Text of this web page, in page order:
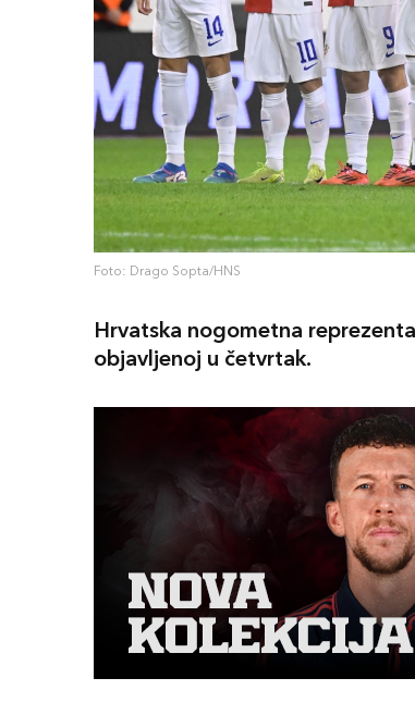
Foto: Drago Sopta/HNS
Hrvatska nogometna
objavljenoj u četvrtak.